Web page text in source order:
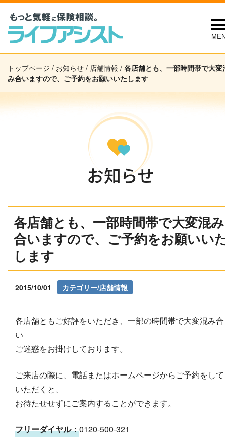
トップページ / お知らせ / 店舗情報 / 各店舗とも、一部時間帯で大変
み合いますので、ご予約をお願いいたします
お知らせ
各店舗とも、一部時間帯で大変混み
合いますので、ご予約をお願いい
します
2015/10/01 カテゴリー/店舗情報
各店舗ともご好評をいただき、一部の時間帯で大変混み合
い
ご迷惑をお掛けしております。
ご来店の際に、電話またはホームページからご予約をして
いただくと、
お待たせせずにご案内することができます。
フリーダイヤル：0120-500-321